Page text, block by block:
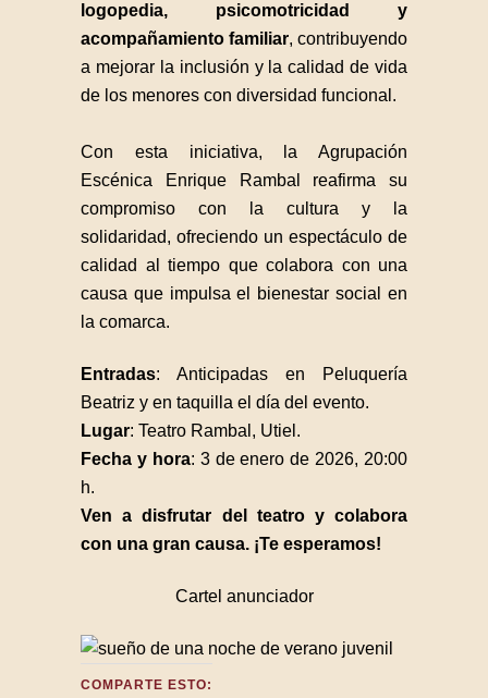
logopedia, psicomotricidad y
acompañamiento familiar, contribuyendo
a mejorar la inclusión y la calidad de vida
de los menores con diversidad funcional.
Con esta iniciativa, la Agrupación
Escénica Enrique Rambal reafirma su
compromiso con la cultura y la
solidaridad, ofreciendo un espectáculo de
calidad al tiempo que colabora con una
causa que impulsa el bienestar social en
la comarca.
Entradas: Anticipadas en Peluquería
Beatriz y en taquilla el día del evento.
Lugar: Teatro Rambal, Utiel.
Fecha y hora: 3 de enero de 2026, 20:00
h.
Ven a disfrutar del teatro y colabora
con una gran causa. ¡Te esperamos!
Cartel anunciador
COMPARTE ESTO: